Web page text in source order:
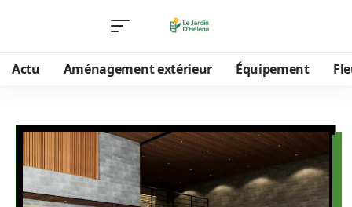
Actu Aménagement extérieur Équipement